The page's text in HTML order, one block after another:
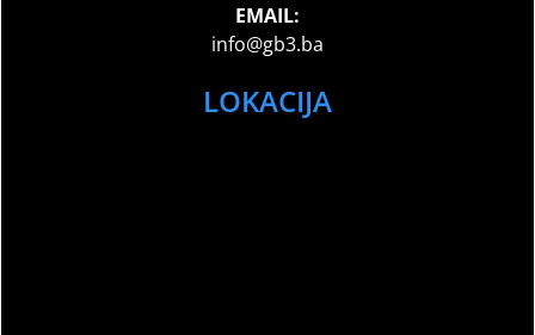
EMAIL:
info@gb3.ba
LOKACIJA